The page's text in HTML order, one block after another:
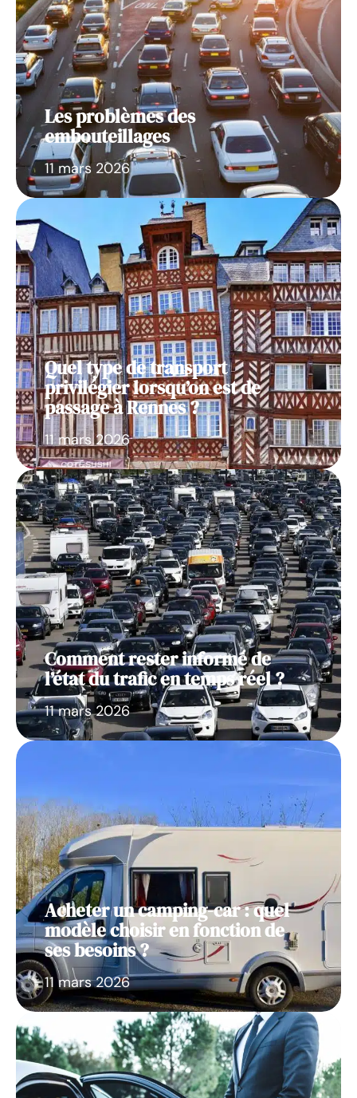
Les problèmes des
embouteillages
11 mars 2026
Quel type de transport
privilégier lorsqu’on est de
passage à Rennes ?
11 mars 2026
Comment rester informé de
l’état du trafic en temps réel ?
11 mars 2026
Acheter un camping-car : quel
modèle choisir en fonction de
ses besoins ?
11 mars 2026